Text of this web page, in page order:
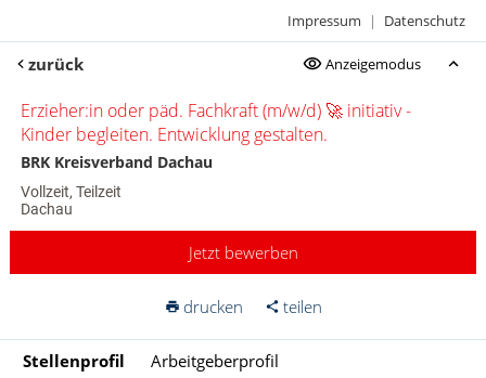
Impressum | Datenschutz
zurück Anzeigemodus
Erzieher:in oder päd. Fachkraft (m/w/d) 🚀 initiativ -
Kinder begleiten. Entwicklung gestalten.
BRK Kreisverband Dachau
Vollzeit, Teilzeit
Dachau
Jetzt bewerben
drucken teilen
Stellenprofil Arbeitgeberprofil